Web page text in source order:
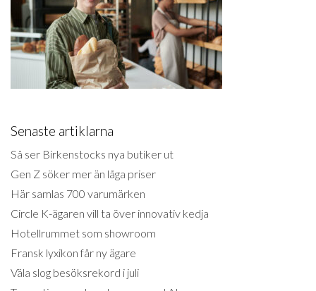
Senaste artiklarna
Så ser Birkenstocks nya butiker ut
Gen Z söker mer än låga priser
Här samlas 700 varumärken
Circle K-ägaren vill ta över innovativ kedja
Hotellrummet som showroom
Fransk lyxikon får ny ägare
Väla slog besöksrekord i juli